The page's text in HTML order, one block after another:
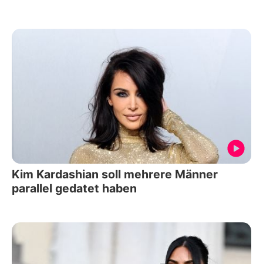
Kim Kardashian soll mehrere Männer
parallel gedatet haben